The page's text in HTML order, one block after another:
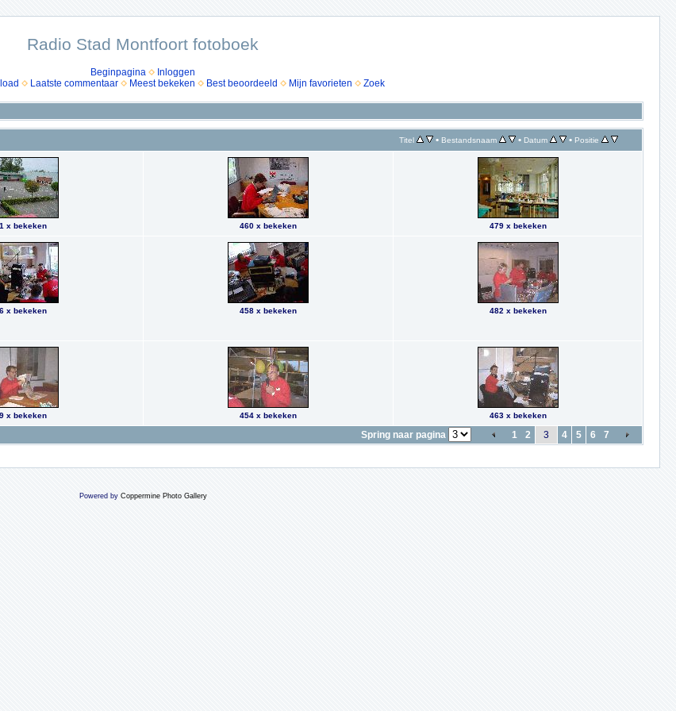
Radio Stad Montfoort fotoboek
Beginpagina
Inloggen
Laatste commentaar Meest bekeken Best beoordeeld Mijn favorieten Zoek
Titel • Bestandsnaam • Datum • Positie
x bekeken 460 x bekeken 479 x bekeken
x bekeken 458 x bekeken 482 x bekeken
x bekeken 454 x bekeken 463 x bekeken
Spring naar pagina 1 2 3 4 5 6 7
Powered by Coppermine Photo Gallery